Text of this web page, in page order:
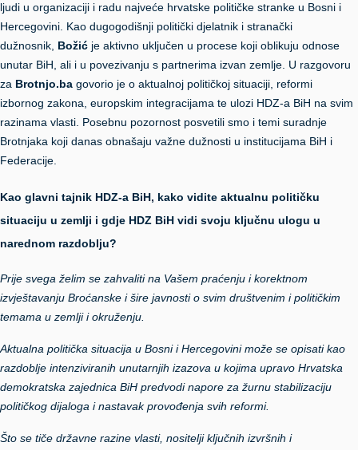
ljudi u organizaciji i radu najveće hrvatske političke stranke u Bosni i
Hercegovini. Kao dugogodišnji politički djelatnik i stranački
dužnosnik, Božić je aktivno uključen u procese koji oblikuju odnose
unutar BiH, ali i u povezivanju s partnerima izvan zemlje. U razgovoru
za Brotnjo.ba govorio je o aktualnoj političkoj situaciji, reformi
izbornog zakona, europskim integracijama te ulozi HDZ-a BiH na svim
razinama vlasti. Posebnu pozornost posvetili smo i temi suradnje
Brotnjaka koji danas obnašaju važne dužnosti u institucijama BiH i
Federacije.
Kao glavni tajnik HDZ-a BiH, kako vidite aktualnu političku
situaciju u zemlji i gdje HDZ BiH vidi svoju ključnu ulogu u
narednom razdoblju?
Prije svega želim se zahvaliti na Vašem praćenju i korektnom
izvještavanju Broćanske i šire javnosti o svim društvenim i političkim
temama u zemlji i okruženju.
Aktualna politička situacija u Bosni i Hercegovini može se opisati kao
razdoblje intenziviranih unutarnjih izazova u kojima upravo Hrvatska
demokratska zajednica BiH predvodi napore za žurnu stabilizaciju
političkog dijaloga i nastavak provođenja svih reformi.
Što se tiče državne razine vlasti, nositelji ključnih izvršnih i